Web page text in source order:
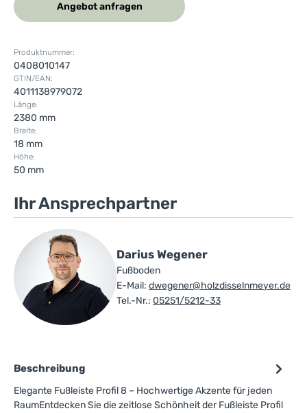
Angebot anfragen
Produktnummer:
0408010147
GTIN/EAN:
4011138979072
Länge:
2380 mm
Breite:
18 mm
Höhe:
50 mm
Ihr Ansprechpartner
Darius Wegener
Fußboden
E-Mail: dwegener@holzdisselnmeyer.de
Tel.-Nr.: 05251/5212-33
Beschreibung
Elegante Fußleiste Profil 8 – Hochwertige Akzente für jeden
RaumEntdecken Sie die zeitlose Schönheit der Fußleiste Profil